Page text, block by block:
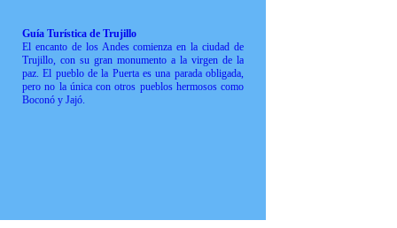
Guía Turística de Trujillo
El encanto de los Andes comienza en la ciudad de
Trujillo, con su gran monumento a la virgen de la
paz. El pueblo de la Puerta es una parada obligada,
pero no la única con otros pueblos hermosos como
Boconó y Jajó.